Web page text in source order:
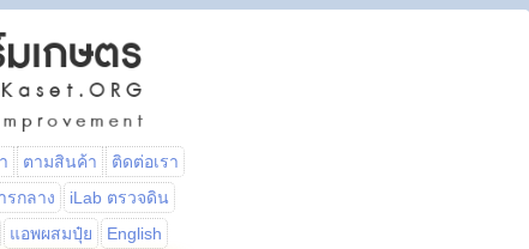
ตามสินค้า
ติดต่อเรา
รกลาง
iLab ตรวจดิน
แอพผสมปุ๋ย English